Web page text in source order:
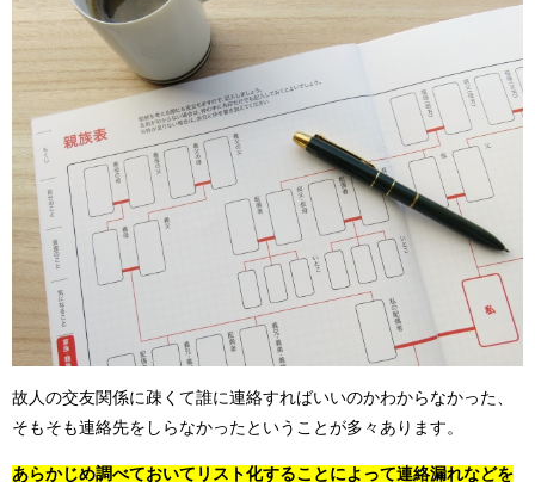
故人の交友関係に疎くて誰に連絡すればいいのかわからなかった、
そもそも連絡先をしらなかったということが多々あります。
あらかじめ調べておいてリスト化することによって連絡漏れなどを